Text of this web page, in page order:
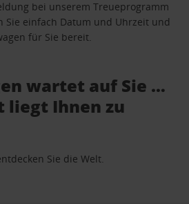
bei unserem Treueprogramm
Sie einfach Datum und Uhrzeit und
für Sie bereit.
wartet auf Sie …
liegt Ihnen zu
Sie die Welt.